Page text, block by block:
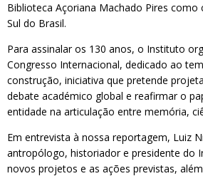
Biblioteca Açoriana Machado Pires como
Sul do Brasil.
Para assinalar os 130 anos, o Instituto
Congresso Internacional, dedicado ao
construção, iniciativa que pretende
debate académico global e reafirmar o
entidade na articulação entre memória,
Em entrevista à nossa reportagem, Luiz
antropólogo, historiador e presidente do
novos projetos e as ações previstas,